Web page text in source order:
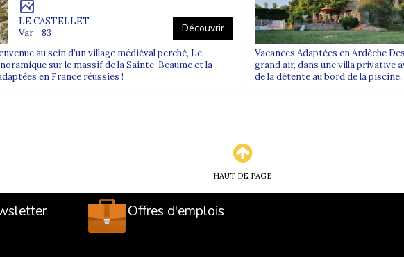
LE CASTELLET
Var - 83
Découvrir
au sein d’un village médiéval perché, Le
sur le massif de la Sainte-Beaume et la
en France réussies !
Vacances Adaptées en Ardèche
grand air, dans une villa privative
de la détente au bord de la piscine.
HAUT DE PAGE
Offres d'emplois